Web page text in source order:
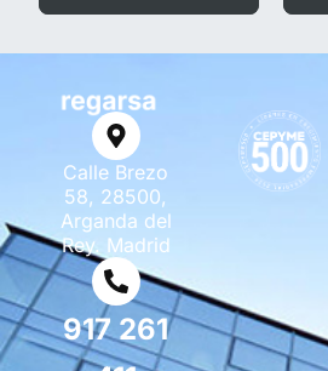
Calle Brezo
58, 28500,
Arganda del
Rey. Madrid
917 261